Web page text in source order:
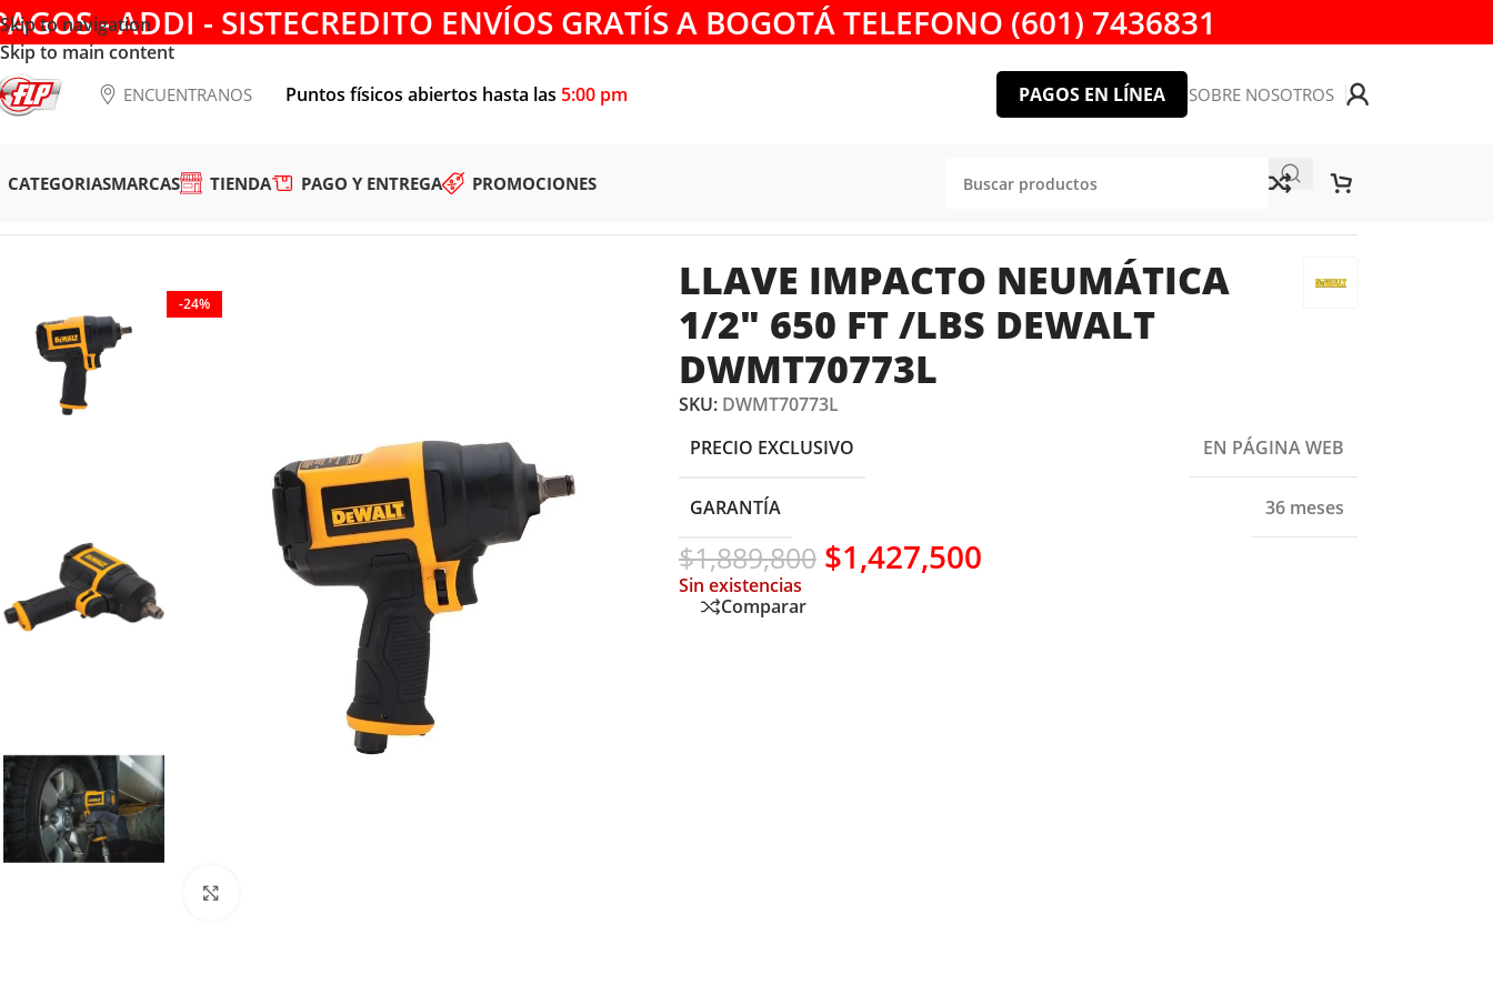
Skip to navigation
Skip to main content
- ADDI - SISTECREDITO ENVÍOS GRATÍS A BOGOTÁ TELEFONO (601) 7436831
ENCUENTRANOS Puntos físicos abiertos hasta las 5:00 pm PAGOS EN LÍNEA SOBRE NOSOTROS
CATEGORIASMARCAS TIENDA PAGO Y ENTREGA PROMOCIONES
-24%
LLAVE IMPACTO NEUMÁTICA
1/2″ 650 FT /LBS DEWALT
DWMT70773L
SKU: DWMT70773L
PRECIO EXCLUSIVO
EN PÁGINA WEB
GARANTÍA 36 meses
$1,889,800 $1,427,500
Sin existencias
Comparar